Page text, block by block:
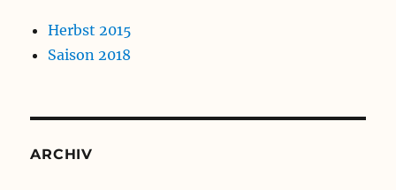
Herbst 2015
Saison 2018
ARCHIV